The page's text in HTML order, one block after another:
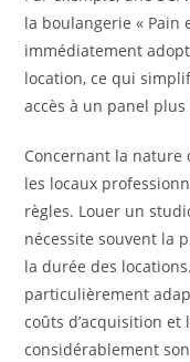
la boulangerie « Pain
immédiatement
location, ce qui
accès à un panel
Concernant la nature
les locaux
règles. Louer un
nécessite souvent la
la durée des
particulièrement
coûts d’acquisition
considérablement